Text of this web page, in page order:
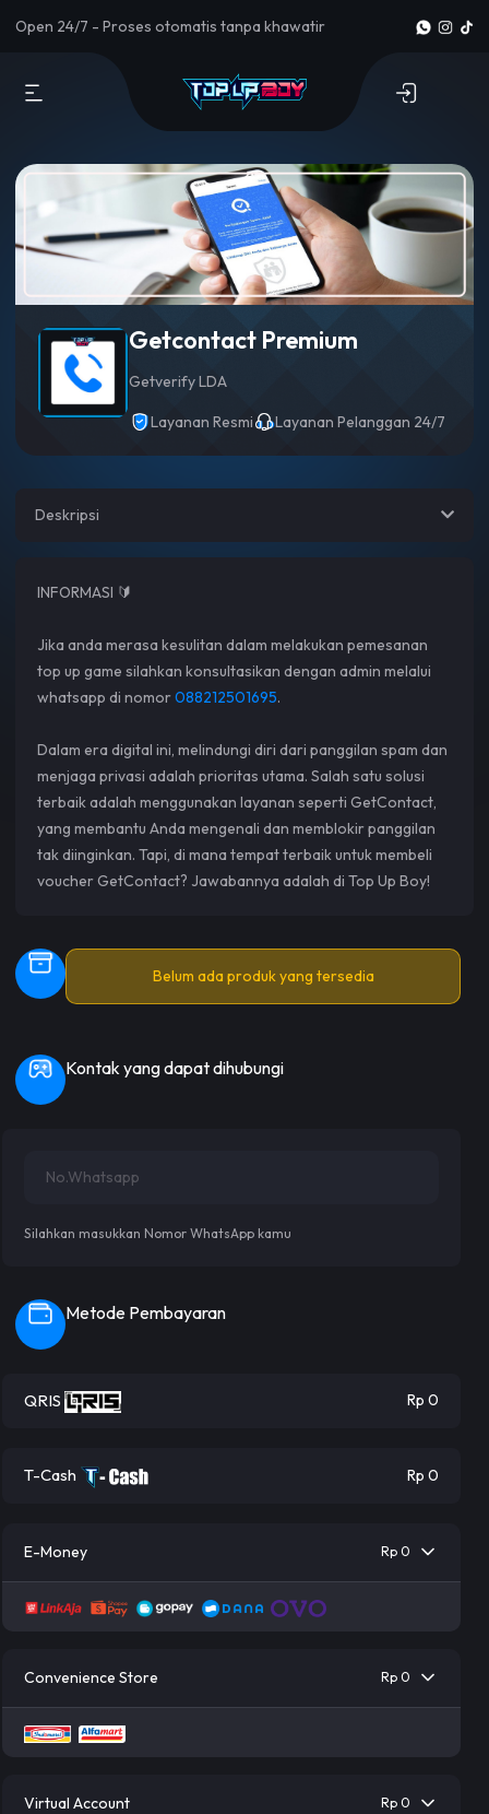
Open 24/7 - Proses otomatis tanpa khawatir
Getcontact Premium
Getverify LDA
Layanan Resmi Layanan Pelanggan 24/7
Deskripsi
INFORMASI 🔰
Jika anda merasa kesulitan dalam melakukan pemesanan
top up game silahkan konsultasikan dengan admin melalui
whatsapp di nomor088212501695.
Dalam era digital ini, melindungi diri dari panggilan spam dan
menjaga privasi adalah prioritas utama. Salah satu solusi
terbaik adalah menggunakan layanan seperti GetContact,
yang membantu Anda mengenali dan memblokir panggilan
tak diinginkan. Tapi, di mana tempat terbaik untuk membeli
voucher GetContact? Jawabannya adalah di Top Up Boy!
Belum ada produk yang tersedia
Kontak yang dapat dihubungi
Silahkan masukkan Nomor WhatsApp kamu
Metode Pembayaran
QRIS Rp 0
T-Cash Rp 0
E-Money Rp 0
Convenience Store Rp 0
Virtual Account Rp 0